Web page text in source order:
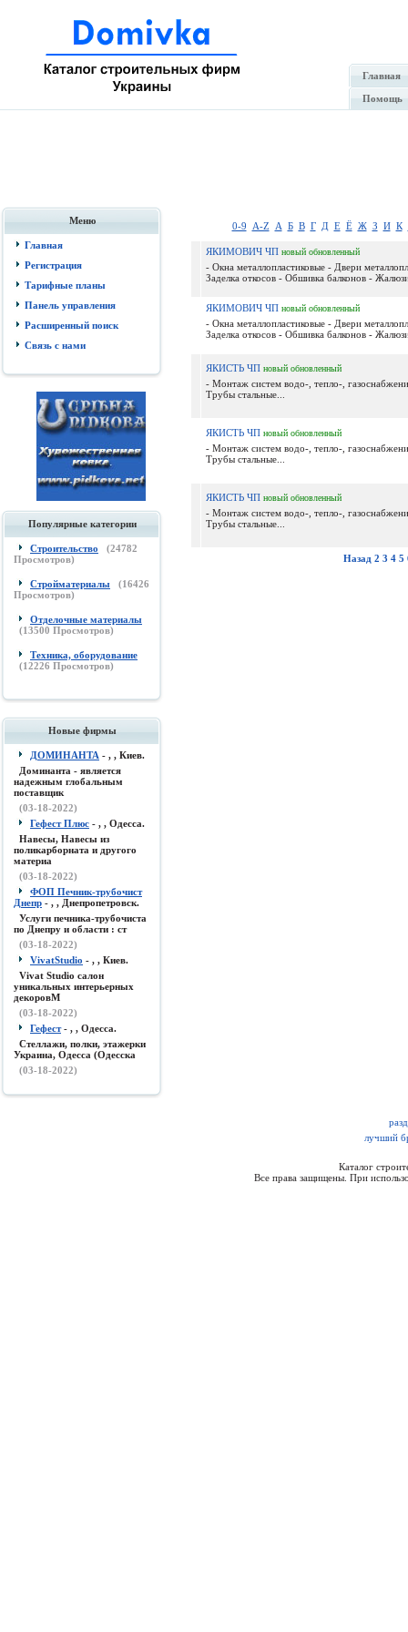
Главная
Помощь
Меню
Главная
Регистрация
Тарифные планы
Панель управления
Расширенный поиск
Связь с нами
Популярные категории
Строительство (24782
Просмотров)
Стройматериалы (16426
Просмотров)
Отделочные материалы
(13500 Просмотров)
Техника, оборудование
(12226 Просмотров)
Новые фирмы
ДОМИНАНТА - , , Киев.
Доминанта - является
надежным глобальным
поставщик
(03-18-2022)
Гефест Плюс - , , Одесса.
Навесы, Навесы из
поликарборната и другого
материа
(03-18-2022)
ФОП Печник-трубочист
Днепр - , , Днепропетровск.
Услуги печника-трубочиста
по Днепру и области : ст
(03-18-2022)
VivatStudio - , , Киев.
Vivat Studio салон
уникальных интерьерных
декоровМ
(03-18-2022)
Гефест- , , Одесса.
Стеллажи, полки, этажерки
Украина, Одесса (Одесска
(03-18-2022)
0-9 A-Z А Б В Г Д Е Ё Ж З И К
ЯКИМОВИЧ ЧП новый обновленный
- Окна металлопластиковые - Двери
Заделка откосов - Обшивка балконов -
ЯКИМОВИЧ ЧП новый обновленный
- Окна металлопластиковые - Двери
Заделка откосов - Обшивка балконов -
ЯКИСТЬ ЧП новый обновленный
- Монтаж систем водо-, тепло-,
Трубы стальные...
ЯКИСТЬ ЧП новый обновленный
- Монтаж систем водо-, тепло-,
Трубы стальные...
ЯКИСТЬ ЧП новый обновленный
- Монтаж систем водо-, тепло-,
Трубы стальные...
Назад 2 3 4 5
лучший
Каталог
Все права защищены. При